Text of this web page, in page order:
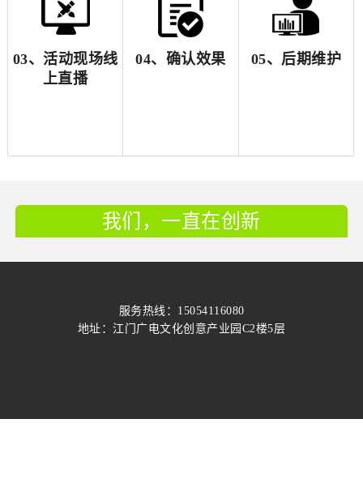
03、活动现场线
上直播
04、确认效果 05、后期维护
我们，一直在创新
服务热线：15054116080
地址：江门广电文化创意产业园C2楼5层